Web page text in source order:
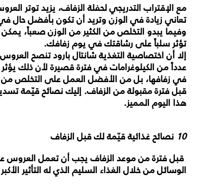
مع الإقتراب التدريجيلحفلة الزفاف، يزيدتوتر
تعاني زيادةفي الوزن وتريدأنتكونبأفضلحال
وفيما يبدو التخلصمن الكثير من الوزنصعباً، يمكن
تؤثر سلباًعلى رشاقتكفي يوم زفافك.
إلا أن اختصاصية التغذيةشانتالبارودتنصح العروس
عدداًمن الكيلوغراماتفيفترةقصيرة لأنذلك يؤثر
في زفافها، بلمن الأفضل العملعلى التخلصمن
قبلفترةمقبولةمن الزفاف. إليكنصائحقيّمة
هذا اليوم المميز.
10 نصائحغذائيةقيّمةلكقبل الزفاف
قبلفترةمنموعد الزفاف يجبأنتعمل العروس
الوسائلمنخلال الغذاء السليم الذيله التأثير الأكبر